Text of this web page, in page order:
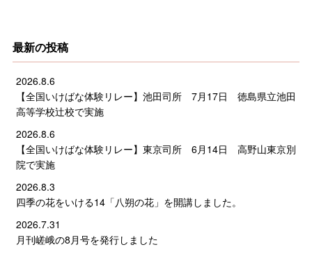
最新の投稿
2026.8.6
【全国いけばな体験リレー】池田司所 7月17日 徳島県立池田
高等学校辻校で実施
2026.8.6
【全国いけばな体験リレー】東京司所 6月14日 高野山東京別
院で実施
2026.8.3
四季の花をいける14「八朔の花」を開講しました。
2026.7.31
月刊嵯峨の8月号を発行しました